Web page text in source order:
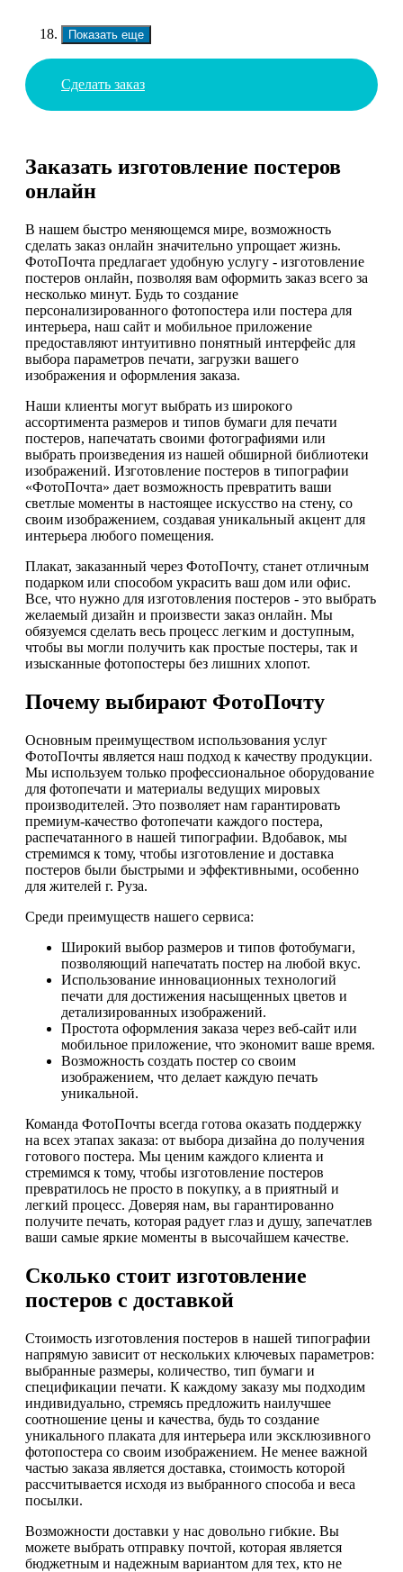
Показать еще
Сделать заказ
Заказать изготовление постеров
онлайн
В нашем быстро меняющемся мире, возможность
сделать заказ онлайн значительно упрощает жизнь.
ФотоПочта предлагает удобную услугу - изготовление
постеров онлайн, позволяя вам оформить заказ всего за
несколько минут. Будь то создание
персонализированного фотопостера или постера для
интерьера, наш сайт и мобильное приложение
предоставляют интуитивно понятный интерфейс для
выбора параметров печати, загрузки вашего
изображения и оформления заказа.
Наши клиенты могут выбрать из широкого
ассортимента размеров и типов бумаги для печати
постеров, напечатать своими фотографиями или
выбрать произведения из нашей обширной библиотеки
изображений. Изготовление постеров в типографии
«ФотоПочта» дает возможность превратить ваши
светлые моменты в настоящее искусство на стену, со
своим изображением, создавая уникальный акцент для
интерьера любого помещения.
Плакат, заказанный через ФотоПочту, станет отличным
подарком или способом украсить ваш дом или офис.
Все, что нужно для изготовления постеров - это выбрать
желаемый дизайн и произвести заказ онлайн. Мы
обязуемся сделать весь процесс легким и доступным,
чтобы вы могли получить как простые постеры, так и
изысканные фотопостеры без лишних хлопот.
Почему выбирают ФотоПочту
Основным преимуществом использования услуг
ФотоПочты является наш подход к качеству продукции.
Мы используем только профессиональное оборудование
для фотопечати и материалы ведущих мировых
производителей. Это позволяет нам гарантировать
премиум-качество фотопечати каждого постера,
распечатанного в нашей типографии. Вдобавок, мы
стремимся к тому, чтобы изготовление и доставка
постеров были быстрыми и эффективными, особенно
для жителей г. Руза.
Среди преимуществ нашего сервиса:
Широкий выбор размеров и типов фотобумаги,
позволяющий напечатать постер на любой вкус.
Использование инновационных технологий
печати для достижения насыщенных цветов и
детализированных изображений.
Простота оформления заказа через веб-сайт или
мобильное приложение, что экономит ваше время.
Возможность создать постер со своим
изображением, что делает каждую печать
уникальной.
Команда ФотоПочты всегда готова оказать поддержку
на всех этапах заказа: от выбора дизайна до получения
готового постера. Мы ценим каждого клиента и
стремимся к тому, чтобы изготовление постеров
превратилось не просто в покупку, а в приятный и
легкий процесс. Доверяя нам, вы гарантированно
получите печать, которая радует глаз и душу, запечатлев
ваши самые яркие моменты в высочайшем качестве.
Сколько стоит изготовление
постеров с доставкой
Стоимость изготовления постеров в нашей типографии
напрямую зависит от нескольких ключевых параметров:
выбранные размеры, количество, тип бумаги и
спецификации печати. К каждому заказу мы подходим
индивидуально, стремясь предложить наилучшее
соотношение цены и качества, будь то создание
уникального плаката для интерьера или эксклюзивного
фотопостера со своим изображением. Не менее важной
частью заказа является доставка, стоимость которой
рассчитывается исходя из выбранного способа и веса
посылки.
Возможности доставки у нас довольно гибкие. Вы
можете выбрать отправку почтой, которая является
бюджетным и надежным вариантом для тех, кто не